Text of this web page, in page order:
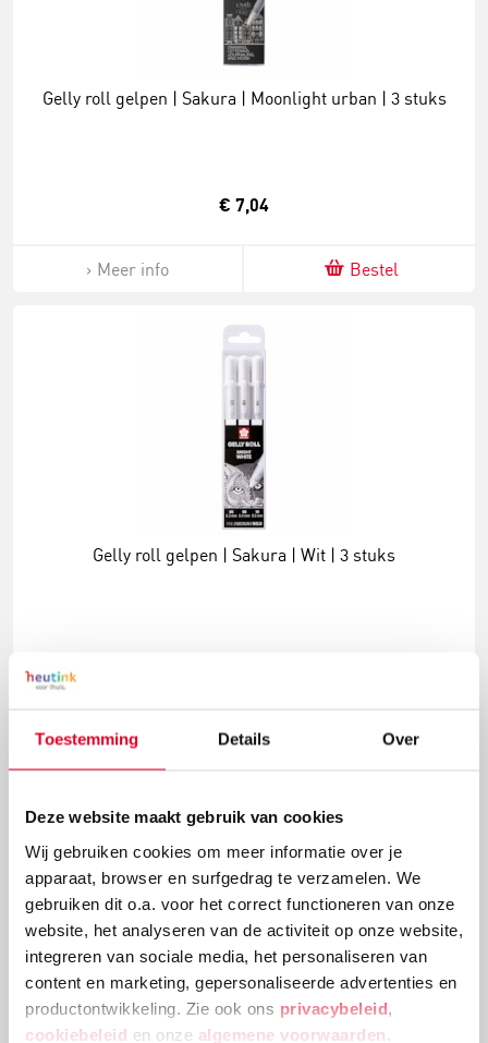
Toestemming Details Over
Deze website maakt gebruik van cookies
Wij gebruiken cookies om meer informatie over je
apparaat, browser en surfgedrag te verzamelen. We
gebruiken dit o.a. voor het correct functioneren van onze
website, het analyseren van de activiteit op onze website,
integreren van sociale media, het personaliseren van
content en marketing, gepersonaliseerde advertenties en
productontwikkeling. Zie ook ons privacybeleid
cookiebeleid en onze algemene voorwaarden
Gelly roll gelpen | Sakura | Moonlight urban | 3 stuks
€ 7,04
Meer info Bestel
Gelly roll gelpen | Sakura | Wit | 3 stuks
Gelpen | Edding | Blauw